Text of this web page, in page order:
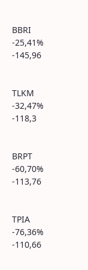
BBRI
-25,41%
-145,96
TLKM
-32,47%
-118,3
BRPT
-60,70%
-113,76
TPIA
-76,36%
-110,66